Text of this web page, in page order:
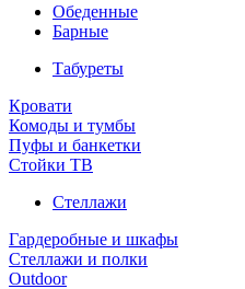
Обеденные
Барные
Табуреты
Кровати
Комоды и тумбы
Пуфы и банкетки
Стойки ТВ
Стеллажи
Гардеробные и шкафы
Стеллажи и полки
Outdoor